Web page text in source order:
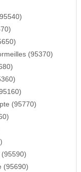
(95370)
(95770)
(95690)